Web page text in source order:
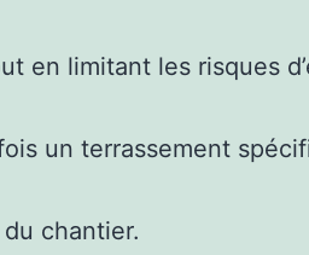
en limitant les risques
un terrassement
chantier.